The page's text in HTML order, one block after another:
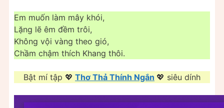
Em muốn làm mây khói,
Lặng lẽ êm đềm trôi,
Không vội vàng theo gió,
Chầm chậm thích Khang thôi.
Bật mí tập 💖 Thơ Thả Thính Ngắn 💖 siêu dính